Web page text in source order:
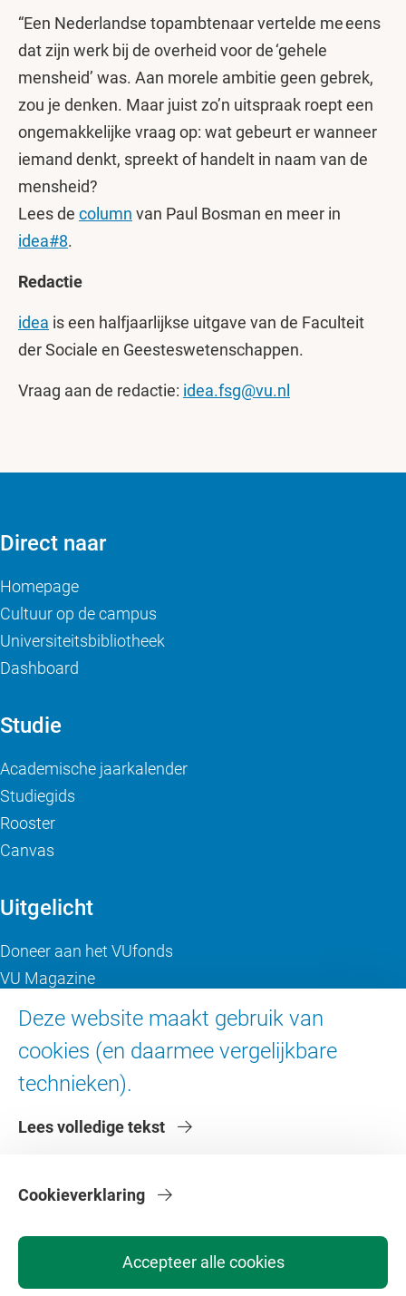
“Een Nederlandse topambtenaar vertelde me eens
dat zijn werk bij de overheid voor de ‘gehele
mensheid’ was. Aan morele ambitie geen gebrek,
zou je denken. Maar juist zo’n uitspraak roept een
ongemakkelijke vraag op: wat gebeurt er wanneer
iemand denkt, spreekt of handelt in naam van de
mensheid?
Lees de column van Paul Bosman en meer in
idea#8.
Redactie
idea is een halfjaarlijkse uitgave van de Faculteit
der Sociale en Geesteswetenschappen.
Vraag aan de redactie: idea.fsg@vu.nl
Deze website maakt gebruik van
cookies (en daarmee vergelijkbare
technieken).
Lees volledige tekst
Accepteer alle cookies
Cookieverklaring
Direct naar
Homepage
Cultuur op de campus
Universiteitsbibliotheek
Dashboard
Studie
Academische jaarkalender
Studiegids
Rooster
Canvas
Uitgelicht
Doneer aan het VUfonds
VU Magazine
Over de VU
Contact en route
Faculteiten